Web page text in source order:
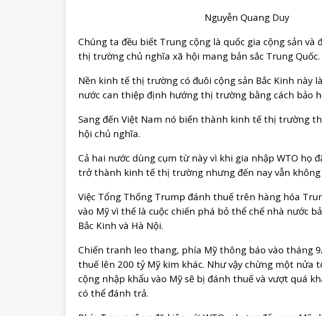
Nguyễn Quang Duy
Chúng ta đều biết Trung cộng là quốc gia cộng sản và
thị trường chủ nghĩa xã hội mang bản sắc Trung Quốc.
Nền kinh tế thị trường có đuôi cộng sản Bắc Kinh này
nước can thiệp định hướng thị trường bằng cách bảo
Sang đến Việt Nam nó biến thành kinh tế thị trường
hội chủ nghĩa.
Cả hai nước dùng cụm từ này vì khi gia nhập WTO họ
trở thành kinh tế thị trường nhưng đến nay vẫn
Việc Tổng Thống Trump đánh thuế trên hàng hóa
vào Mỹ vì thế là cuộc chiến phá bỏ thể chế nhà nước
Bắc Kinh và Hà Nội.
Chiến tranh leo thang, phía Mỹ thông báo vào tháng
thuế lên 200 tỷ Mỹ kim khác. Như vậy chừng một nửa
cộng nhập khẩu vào Mỹ sẽ bị đánh thuế và vượt quá
có thể đánh trả.